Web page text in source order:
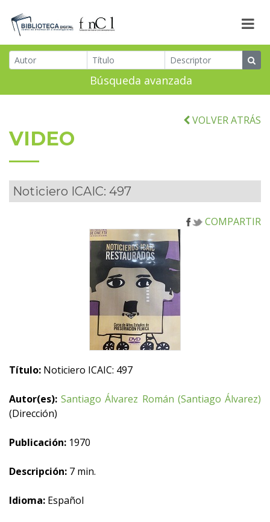
Búsqueda avanzada
VOLVER ATRÁS
VIDEO
Noticiero ICAIC: 497
COMPARTIR
Título: Noticiero ICAIC: 497
Autor(es): Santiago Álvarez Román (Santiago Álvarez)
(Dirección)
Publicación: 1970
Descripción: 7 min.
Idioma: Español